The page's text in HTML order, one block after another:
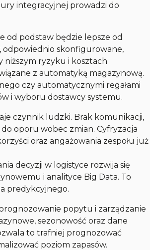
integracyjnej prowadzi do
od podstaw będzie lepsze od
skonfigurowane,
niższym ryzyku i kosztach
z automatyką magazynową.
czy automatycznymi regałami
i wyboru dostawcy systemu.
czynnik ludzki. Brak komunikacji,
oporu wobec zmian. Cyfryzacja
oraz angażowania zespołu już
decyzji w logistyce rozwija się
i analityce Big Data. To
predykcyjnego.
popytu i zarządzanie
sezonowość oraz dane
to trafniej prognozować
poziom zapasów.